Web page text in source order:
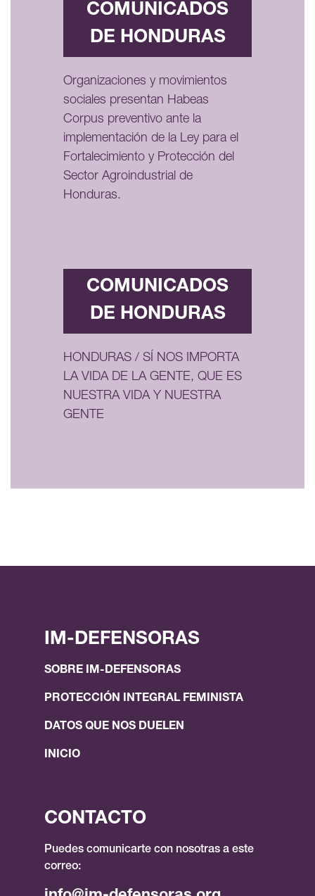
COMUNICADOS
DE HONDURAS
Organizaciones y movimientos
sociales presentan Habeas
Corpus preventivo ante la
implementación de la Ley para el
Fortalecimiento y Protección del
Sector Agroindustrial de
Honduras.
COMUNICADOS
DE HONDURAS
HONDURAS / SÍ NOS IMPORTA
LA VIDA DE LA GENTE, QUE ES
NUESTRA VIDA Y NUESTRA
GENTE
IM-DEFENSORAS
SOBRE IM-DEFENSORAS
PROTECCIÓN INTEGRAL FEMINISTA
DATOS QUE NOS DUELEN
INICIO
CONTACTO
Puedes comunicarte con nosotras a este
correo: